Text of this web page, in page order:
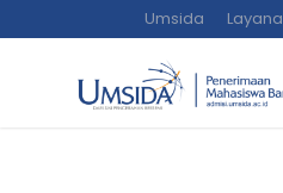
Umsida